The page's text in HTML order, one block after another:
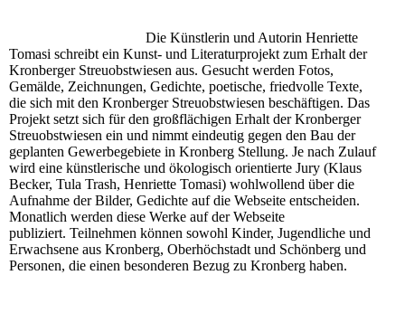
Die Künstlerin und Autorin Henriette
Tomasi schreibt ein Kunst- und Literaturprojekt zum Erhalt der
Kronberger Streuobstwiesen aus. Gesucht werden Fotos,
Gemälde, Zeichnungen, Gedichte, poetische, friedvolle Texte,
die sich mit den Kronberger Streuobstwiesen beschäftigen. Das
Projekt setzt sich für den großflächigen Erhalt der Kronberger
Streuobstwiesen ein und nimmt eindeutig gegen den Bau der
geplanten Gewerbegebiete in Kronberg Stellung. Je nach Zulauf
wird eine künstlerische und ökologisch orientierte Jury (Klaus
Becker, Tula Trash, Henriette Tomasi) wohlwollend über die
Aufnahme der Bilder, Gedichte auf die Webseite entscheiden.
Monatlich werden diese Werke auf der Webseite
publiziert. Teilnehmen können sowohl Kinder, Jugendliche und
Erwachsene aus Kronberg, Oberhöchstadt und Schönberg und
Personen, die einen besonderen Bezug zu Kronberg haben.